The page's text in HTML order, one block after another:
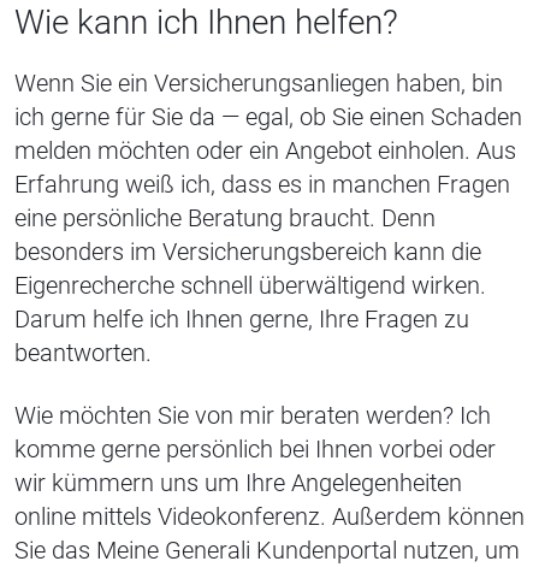
Wie kann ich Ihnen helfen?
Wenn Sie ein Versicherungsanliegen haben, bin
ich gerne für Sie da — egal, ob Sie einen Schaden
melden möchten oder ein Angebot einholen. Aus
Erfahrung weiß ich, dass es in manchen Fragen
eine persönliche Beratung braucht. Denn
besonders im Versicherungsbereich kann die
Eigenrecherche schnell überwältigend wirken.
Darum helfe ich Ihnen gerne, Ihre Fragen zu
beantworten.
Wie möchten Sie von mir beraten werden? Ich
komme gerne persönlich bei Ihnen vorbei oder
wir kümmern uns um Ihre Angelegenheiten
online mittels Videokonferenz. Außerdem können
Sie das Meine Generali Kundenportal nutzen, um